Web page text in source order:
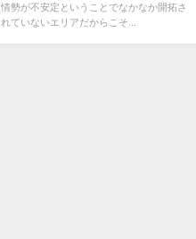
情勢が不安定ということでなかなか開拓さ
れていないエリアだからこそ...